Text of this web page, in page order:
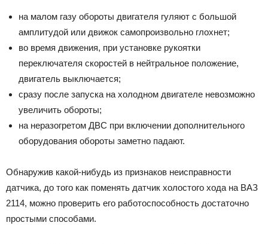
на малом газу обороты двигателя гуляют с большой
амплитудой или движок самопроизвольно глохнет;
во время движения, при установке рукоятки
переключателя скоростей в нейтральное положение,
двигатель выключается;
сразу после запуска на холодном двигателе невозможно
увеличить обороты;
на неразогретом ДВС при включении дополнительного
оборудования обороты заметно падают.
Обнаружив какой-нибудь из признаков неисправности
датчика, до того как поменять датчик холостого хода на ВАЗ
2114, можно проверить его работоспособность достаточно
простыми способами.